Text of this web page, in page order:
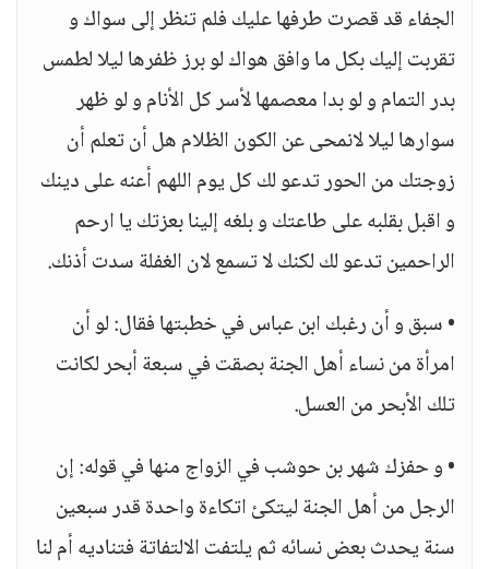
الجفاء قد قصرت طرفها عليك فلم تنظر إلى سواك و
تقربت إليك بكل ما وافق هواك لو برز ظفرها ليلا لطمس
بدر التمام و لو بدا معصمها لأسر كل الأنام و لو ظهر
سوارها ليلا لانمحى عن الكون الظلام هل أن تعلم أن
زوجتك من الحور تدعو لك كل يوم اللهم أعنه على دينك
و اقبل بقلبه على طاعتك و بلغه إلينا بعزتك يا ارحم
الراحمين تدعو لك لكنك لا تسمع لان الغفلة سدت أذنك.
• سبق و أن رغبك ابن عباس في خطبتها فقال: لو أن
امرأة من نساء أهل الجنة بصقت في سبعة أبحر لكانت
تلك الأبحر من العسل.
• و حفزك شهر بن حوشب في الزواج منها في قوله: إن
الرجل من أهل الجنة ليتكئ اتكاءة واحدة قدر سبعين
سنة يحدث بعض نسائه ثم يلتفت الالتفاتة فتناديه أم لنا